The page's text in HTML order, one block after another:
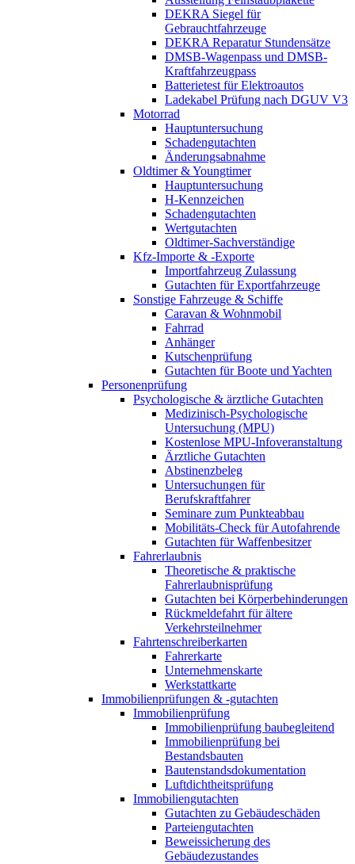
DEKRA Siegel für
Gebrauchtfahrzeuge
DEKRA Reparatur Stundensätze
DMSB-Wagenpass und DMSB-
Kraftfahrzeugpass
Batterietest für Elektroautos
Ladekabel Prüfung nach DGUV V3
Motorrad
Hauptuntersuchung
Schadengutachten
Änderungsabnahme
Oldtimer & Youngtimer
Hauptuntersuchung
H-Kennzeichen
Schadengutachten
Wertgutachten
Oldtimer-Sachverständige
Kfz-Importe & -Exporte
Importfahrzeug Zulassung
Gutachten für Exportfahrzeuge
Sonstige Fahrzeuge & Schiffe
Caravan & Wohnmobil
Fahrrad
Anhänger
Kutschenprüfung
Gutachten für Boote und Yachten
Personenprüfung
Psychologische & ärztliche Gutachten
Medizinisch-Psychologische
Untersuchung (MPU)
Kostenlose MPU-Infoveranstaltung
Ärztliche Gutachten
Abstinenzbeleg
Untersuchungen für
Berufskraftfahrer
Seminare zum Punkteabbau
Mobilitäts-Check für Autofahrende
Gutachten für Waffenbesitzer
Fahrerlaubnis
Theoretische & praktische
Fahrerlaubnisprüfung
Gutachten bei Körperbehinderungen
Rückmeldefahrt für ältere
Verkehrsteilnehmer
Fahrtenschreiberkarten
Fahrerkarte
Unternehmenskarte
Werkstattkarte
Immobilienprüfungen & -gutachten
Immobilienprüfung
Immobilienprüfung baubegleitend
Immobilienprüfung bei
Bestandsbauten
Bautenstandsdokumentation
Luftdichtheitsprüfung
Immobiliengutachten
Gutachten zu Gebäudeschäden
Parteiengutachten
Beweissicherung des
Gebäudezustandes